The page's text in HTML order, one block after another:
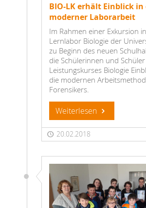
BIO-LK erhält Einblick
moderner Laborarbeit
Im Rahmen einer Exkursion
Lernlabor Biologie der
zu Beginn des neuen
die Schülerinnen und
Leistungskurses Biologie
die modernen
Forensikers.
Weiterlesen
20.02.2018